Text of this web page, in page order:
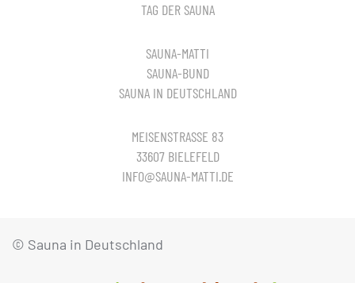
TAG DER SAUNA
SAUNA-MATTI
SAUNA-BUND
SAUNA IN DEUTSCHLAND
MEISENSTRASSE 83
33607 BIELEFELD
INFO@SAUNA-MATTI.DE
© Sauna in Deutschland